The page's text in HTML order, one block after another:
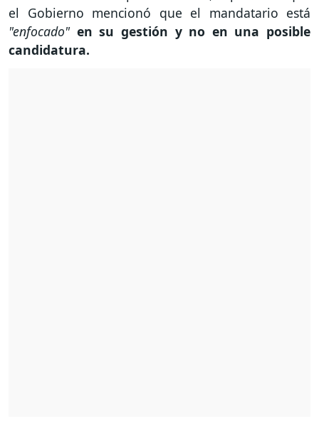
el Gobierno mencionó que el mandatario está
"enfocado" en su gestión y no en una posible
candidatura.